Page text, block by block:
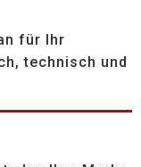
für Ihr
technisch und